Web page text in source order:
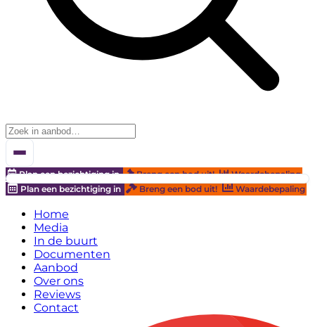
Plan een bezichtiging in Breng een bod uit!
Waardebepaling
Plan een bezichtiging in
Breng een bod uit! Waardebepaling
Home
Media
In de buurt
Documenten
Aanbod
Over ons
Reviews
Contact